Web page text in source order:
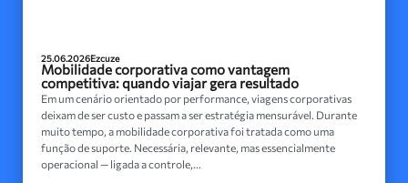
25.06.2026Ezcuze
Mobilidade corporativa como vantagem
competitiva: quando viajar gera resultado
Em um cenário orientado por performance, viagens corporativas
deixam de ser custo e passam a ser estratégia mensurável. Durante
muito tempo, a mobilidade corporativa foi tratada como uma
função de suporte. Necessária, relevante, mas essencialmente
operacional — ligada a controle,...